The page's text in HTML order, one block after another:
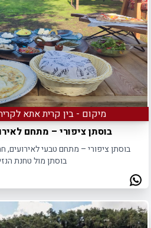
מיקום - בין קרית אתא
בוסתן ציפורי – מתחם
בוסתן ציפורי – מתחם טבעי לאירועים,
בוסתן מול טחנת